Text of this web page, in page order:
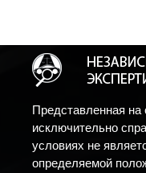
Представленная на
исключительно
условиях не
определяемой